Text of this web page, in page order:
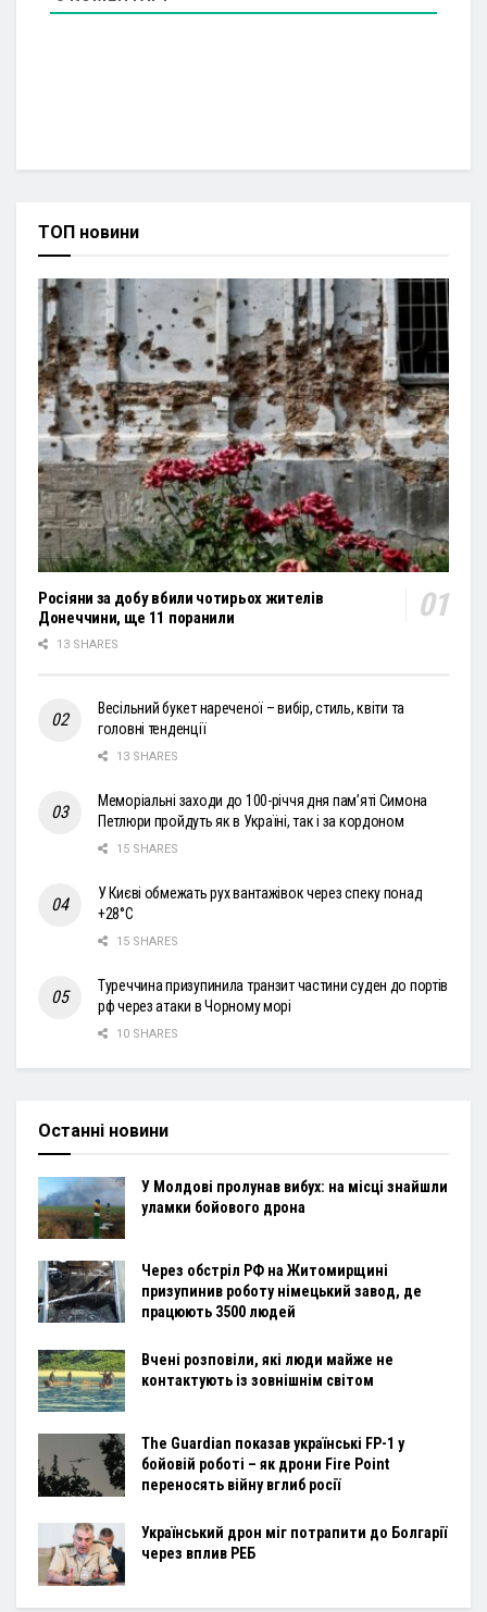
ТОП новини
Росіяни за добу вбили чотирьох жителів
Донеччини, ще 11 поранили
13 SHARES
Весільний букет нареченої – вибір, стиль, квіти та
головні тенденції
13 SHARES
Меморіальні заходи до 100-річчя дня пам’яті Симона
Петлюри пройдуть як в Україні, так і за кордоном
15 SHARES
У Києві обмежать рух вантажівок через спеку понад
+28°С
15 SHARES
Туреччина призупинила транзит частини суден до портів
рф через атаки в Чорному морі
10 SHARES
Останні новини
У Молдові пролунав вибух: на місці знайшли
уламки бойового дрона
Через обстріл РФ на Житомирщині
призупинив роботу німецький завод, де
працюють 3500 людей
Вчені розповіли, які люди майже не
контактують із зовнішнім світом
The Guardian показав українські FP-1 у
бойовій роботі – як дрони Fire Point
переносять війну вглиб росії
Український дрон міг потрапити до Болгарії
через вплив РЕБ